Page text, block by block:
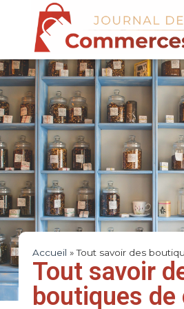
Accueil »Tout savoir des
Tout savoir
boutiques de